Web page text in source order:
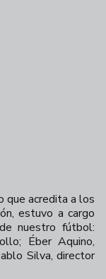
que acredita a los
estuvo a cargo
nuestro fútbol:
Éber Aquino,
Silva, director